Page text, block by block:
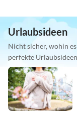
Urlaubsideen
Nicht sicher, wohin
perfekte